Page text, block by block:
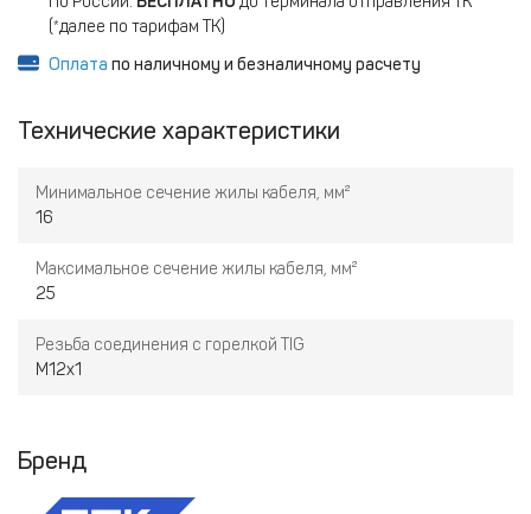
(*далее по тарифам ТК)
Оплата по наличному и безналичному расчету
Технические характеристики
Минимальное сечение жилы кабеля, мм²
16
Максимальное сечение жилы кабеля, мм²
25
Резьба соединения с горелкой TIG
M12x1
Бренд